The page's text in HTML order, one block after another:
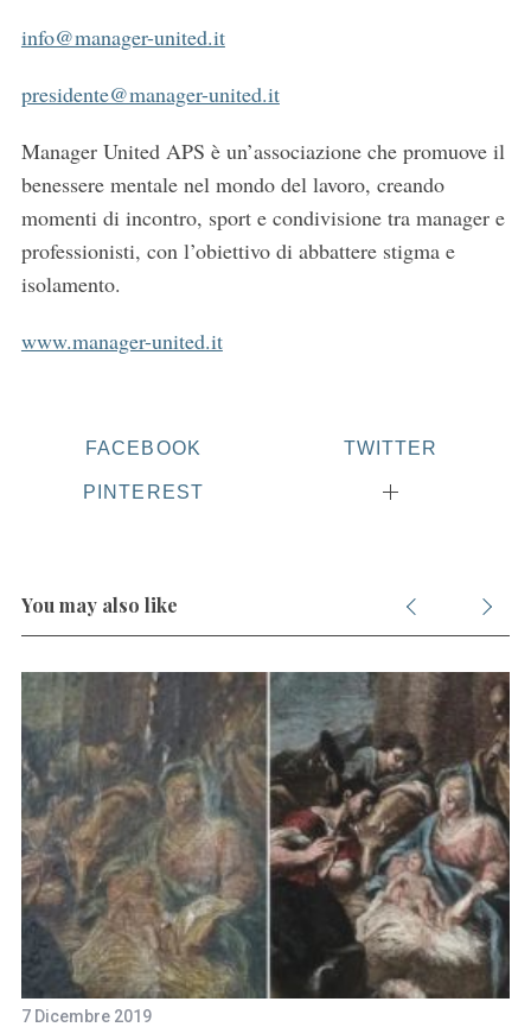
info@manager-united.it
presidente@manager-united.it
Manager United APS è un’associazione che promuove il
benessere mentale nel mondo del lavoro, creando
momenti di incontro, sport e condivisione tra manager e
professionisti, con l’obiettivo di abbattere stigma e
isolamento.
www.manager-united.it
FACEBOOK TWITTER
PINTEREST
You may also like
7 Dicembre 2019